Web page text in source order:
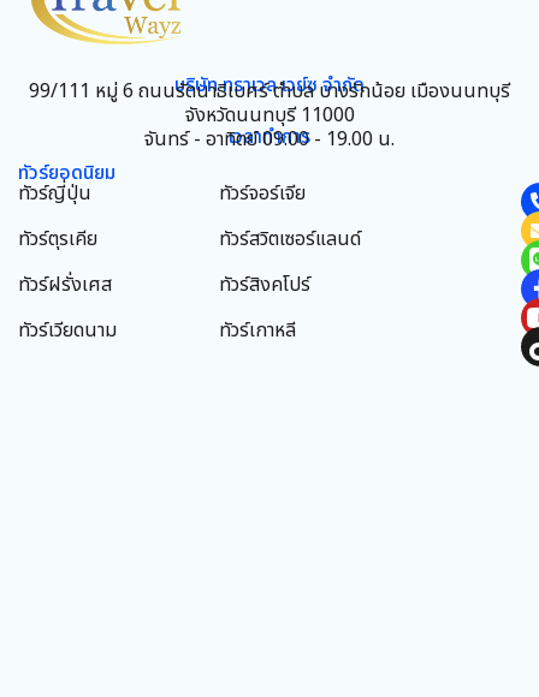
บริษัท ทราเวล เวย์ซ จำกัด
99/111 หมู่ 6 ถนนรัตนาธิเบศร์ ตำบล บางรักน้อย เมืองนนทบุรี
จังหวัดนนทบุรี 11000
เวลาทำการ
จันทร์ - อาทิตย์ 09.00 - 19.00 น.
ทัวร์ยอดนิยม
ทัวร์ญี่ปุ่น
ทัวร์ตุรเคีย
ทัวร์ฝรั่งเศส
ทัวร์เวียดนาม
ทัวร์จอร์เจีย
ทัวร์สวิตเซอร์แลนด์
ทัวร์สิงคโปร์
ทัวร์เกาหลี